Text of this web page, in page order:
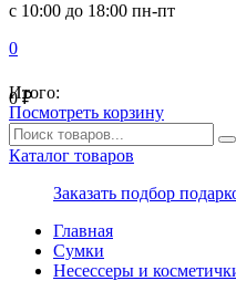
с 10:00 до 18:00 пн-пт
0
0₽
Итого:
Посмотреть корзину
Каталог товаров
Заказать подбор
Главная
Сумки
Несессеры и